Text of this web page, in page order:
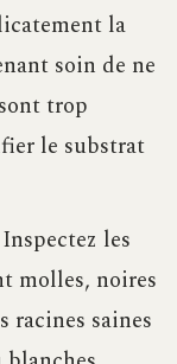
la
soin de ne
trop
le substrat
Inspectez les
molles, noires
racines saines